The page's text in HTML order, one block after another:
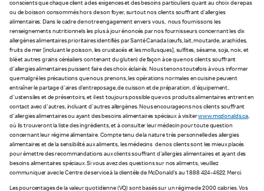
conscients que chaque client a des exigences et des besoins particuliers quant au choix de repas
ou de boisson consommés hors de son foyer, surtout nos clients souffrant d’allergies
alimentaires. Dans le cadre de notre engagement envers vous, nous fournissons les
renseignements nutritionnels les plus à jour énoncés par nos fournisseurs concernant les dix
allergènes alimentaires prioritaires identifiés par Santé Canada (œufs, lait, moutarde, arachides,
fruits de mer [incluant le poisson, les crustacés et les mollusques], sulfites, sésame, soja, noix, et
blé et autres grains céréaliers contenant du gluten) de façon à ce que nos clients souffrant
d'allergies alimentaires puissent faire des choix éclairés. Nous tenons toutefois à vous informer
que malgré les précautions que nous prenons, les opérations normales en cuisine peuvent
entraîner le partage d'aires d'entreposage, de cuisson et de préparation, d'équipement,
d'ustensiles et de présentoirs, et il est toujours possible que vos produits alimentaires entrent en
contact avec d'autres, incluant d'autres allergènes. Nous encourageons nos clients souffrant
d'allergies alimentaires ou ayant des besoins alimentaires spéciaux à visiterwww.mcdonalds.ca,
où ils trouveront la liste des ingrédients, et à consulter leur médecin pour toute question
concernant leur régime alimentaire. Compte tenu de la nature très personnelle des allergies
alimentaires et de la sensibilité aux aliments, les médecins de nos clients sont les mieux placés
pour émettre des recommandations aux clients souffrant d'allergies alimentaires et ayant des
besoins alimentaires spéciaux. Si vous avez des questions sur nos aliments, veuillez
communiquer avec le Centre de service à la clientèle de McDonald's au 1 888 424-4622. Merci.
Les pourcentages de la valeur quotidienne (VQ) sont basés sur un régime de 2 000 calories. Vos